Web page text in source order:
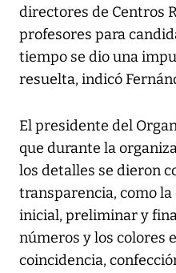
directores de Centros
profesores para
tiempo se dio una
resuelta, indicó
El presidente del
que durante la
los detalles se dieron
transparencia, como
inicial, preliminar y
números y los colores
coincidencia,